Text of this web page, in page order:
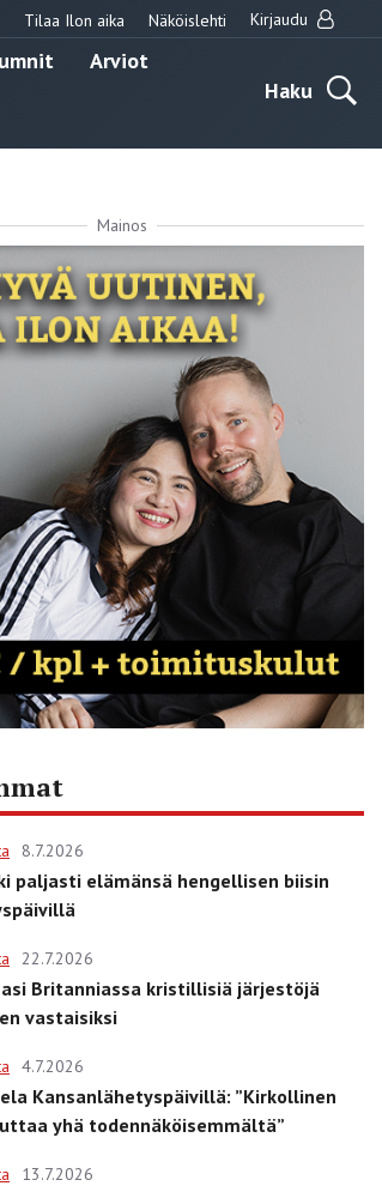
Tilaa Ilon aika Näköislehti Kirjaudu
Arviot
Haku
Mainos
8.7.2026
paljasti elämänsä hengellisen biisin
22.7.2026
Britanniassa kristillisiä järjestöjä
vastaisiksi
4.7.2026
Kansanlähetyspäivillä: ”Kirkollinen
yhä todennäköisemmältä”
13.7.2026